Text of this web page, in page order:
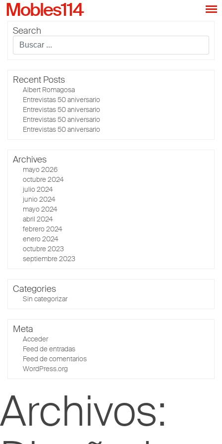
Mobles114
Search
Recent Posts
Albert Romagosa
Entrevistas 50 aniversario
Entrevistas 50 aniversario
Entrevistas 50 aniversario
Entrevistas 50 aniversario
Archives
mayo 2026
octubre 2024
julio 2024
junio 2024
mayo 2024
abril 2024
febrero 2024
enero 2024
octubre 2023
septiembre 2023
Categories
Sin categorizar
Meta
Acceder
Feed de entradas
Feed de comentarios
WordPress.org
Archivos:
Josep Maria Jujol
Josep Maria Jujol (1879-1949) fue